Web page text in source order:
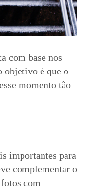
com base nos
objetivo é que o
momento tão
importantes para
complementar o
com